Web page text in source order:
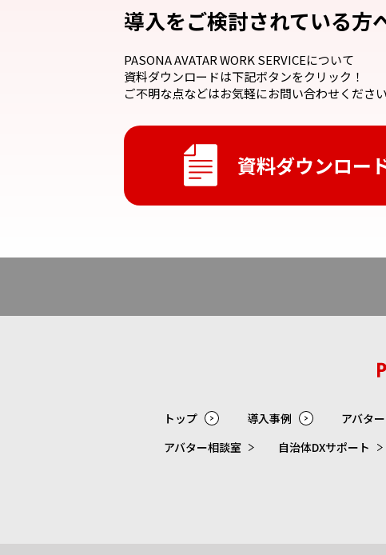
導入をご検討されている方
PASONA AVATAR WORK SERVICEについて
資料ダウンロードは下記ボタンをクリック！
ご不明な点などはお気軽にお問い合わせください
資料ダウンロー
トップ 導入事例 アバタ
アバター相談室
自治体DXサポート